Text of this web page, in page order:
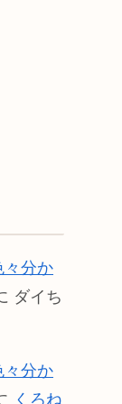
々分か
ダイち
々分か
くろね